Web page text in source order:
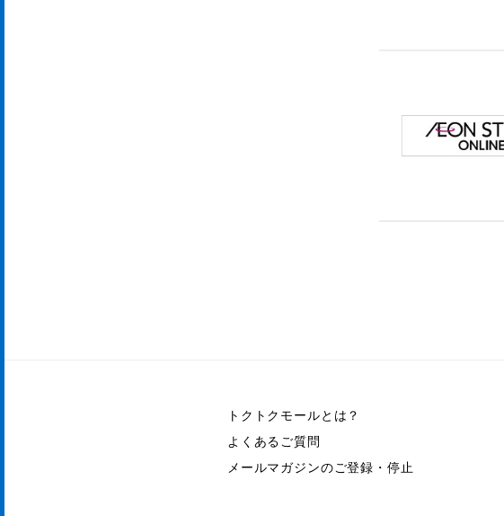
トクトクモールとは？
よくあるご質問
メールマガジンのご登録・停止